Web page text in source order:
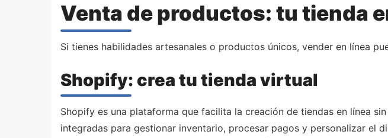
Venta de productos: tu tienda
Si tienes habilidades artesanales o productos únicos, vender en línea
Shopify: crea tu tienda virtual
Shopify es una plataforma que facilita la creación de tiendas en línea
integradas para gestionar inventario, procesar pagos y personalizar el